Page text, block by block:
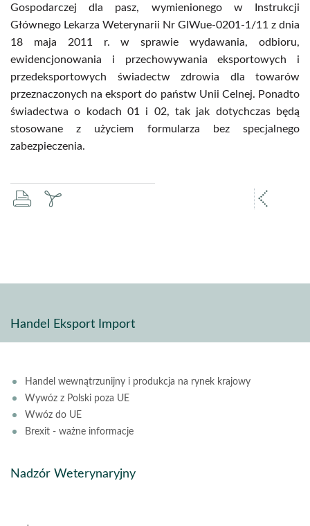
Gospodarczej dla pasz, wymienionego w Instrukcji
Głównego Lekarza Weterynarii Nr GIWue-0201-1/11 z dnia
18 maja 2011 r. w sprawie wydawania, odbioru,
ewidencjonowania i przechowywania eksportowych i
przedeksportowych świadectw zdrowia dla towarów
przeznaczonych na eksport do państw Unii Celnej. Ponadto
świadectwa o kodach 01 i 02, tak jak dotychczas będą
stosowane z użyciem formularza bez specjalnego
zabezpieczenia.
drukujzapisz
Handel Eksport Import
Handel wewnątrzunijny i produkcja na rynek krajowy
Wywóz z Polski poza UE
Wwóz do UE
Brexit - ważne informacje
Nadzór Weterynaryjny